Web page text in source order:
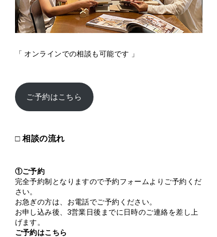
「 オンラインでの相談も可能です 」
ご予約はこちら
□ 相談の流れ
①ご予約
完全予約制となりますので予約フォームよりご予約くだ
さい。
お急ぎの方は、お電話でご予約ください。
お申し込み後、3営業日後までに日時のご連絡を差し上
げます。
ご予約はこちら